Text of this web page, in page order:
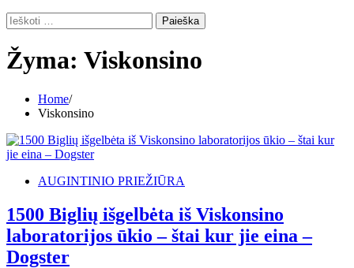
Ieškoti:
Žyma: Viskonsino
Home
Viskonsino
AUGINTINIO PRIEŽIŪRA
1500 Biglių išgelbėta iš Viskonsino
laboratorijos ūkio – štai kur jie eina –
Dogster